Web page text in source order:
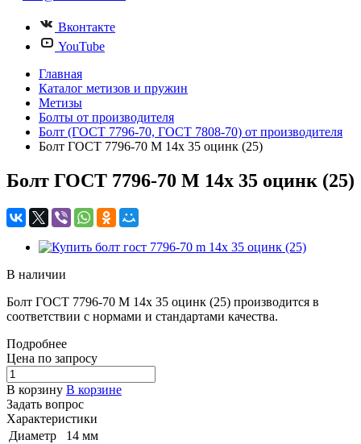
Вконтакте
YouTube
Главная
Каталог метизов и пружин
Метизы
Болты от производителя
Болт (ГОСТ 7796-70, ГОСТ 7808-70) от производителя
Болт ГОСТ 7796-70 M 14x 35 оцинк (25)
Болт ГОСТ 7796-70 M 14x 35 оцинк (25)
В наличии
Болт ГОСТ 7796-70 M 14x 35 оцинк (25) производится в
соответствии с нормами и стандартами качества.
Подробнее
Цена по запросу
В корзину В корзине
Задать вопрос
Характеристики
Диаметр
14 мм